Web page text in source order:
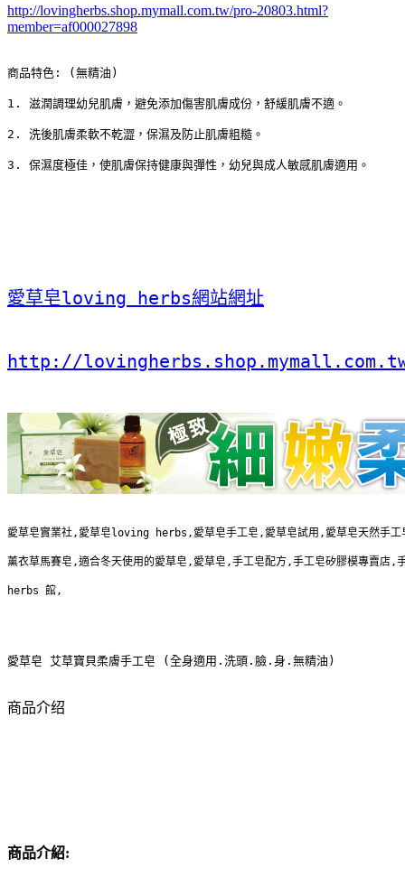
http://lovingherbs.shop.mymall.com.tw/pro-20803.html?
member=af000027898
商品特色: (無精油)
1. 滋潤調理幼兒肌膚，避免添加傷害肌膚成份，舒緩肌膚不適。
2. 洗後肌膚柔軟不乾澀，保濕及防止肌膚粗糙。
3. 保濕度極佳，使肌膚保持健康與彈性，幼兒與成人敏感肌膚適用。
愛草皂loving herbs網站網址
http://lovingherbs.shop.mymall.com.tw/
愛草皂實業社,愛草皂loving herbs,愛草皂手工皂,愛草皂試用,愛草皂天然手
薰衣草馬賽皂,適合冬天使用的愛草皂,愛草皂,手工皂配方,手工皂矽膠模專賣
herbs 館,
愛草皂 艾草寶貝柔膚手工皂 (全身適用.洗頭.臉.身.無精油)
商品介绍
商品介紹: